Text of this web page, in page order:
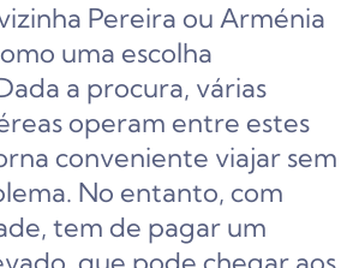
Pereira ou Arménia
uma escolha
a procura, várias
operam entre estes
conveniente viajar sem
No entanto, com
tem de pagar um